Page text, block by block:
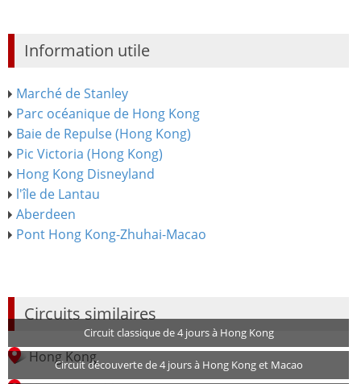
Information utile
Marché de Stanley
Parc océanique de Hong Kong
Baie de Repulse (Hong Kong)
Pic Victoria (Hong Kong)
Hong Kong Disneyland
l'île de Lantau
Aberdeen
Pont Hong Kong-Zhuhai-Macao
Circuits similaires
Circuit classique de 4 jours à Hong Kong
Hong Kong
Circuit découverte de 4 jours à Hong Kong et Macao